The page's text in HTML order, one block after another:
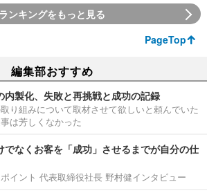
ランキングをもっと見る
PageTop
編集部おすすめ
内製化、失敗と再挑戦と成功の記録
り組みについて取材させて欲しいと頼んでいた
は芳しくなかった
でなくお客を「成功」させるまでが自分の仕
イント 代表取締役社長 野村健インタビュー